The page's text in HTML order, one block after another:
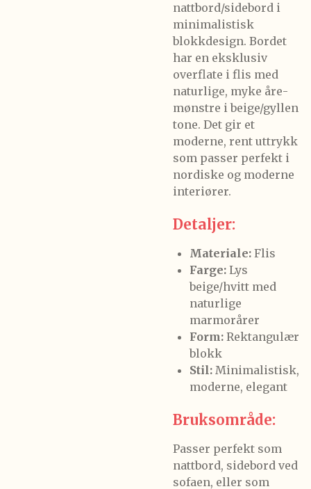
nattbord/sidebord i
minimalistisk
blokkdesign. Bordet
har en eksklusiv
overflate i flis med
naturlige, myke åre­
mønstre i beige/gyllen
tone. Det gir et
moderne, rent uttrykk
som passer perfekt i
nordiske og moderne
interiører.
Detaljer:
Materiale: Flis
Farge: Lys
beige/hvitt med
naturlige
marmorårer
Form: Rektangulær
blokk
Stil: Minimalistisk,
moderne, elegant
Bruksområde:
Passer perfekt som
nattbord, sidebord ved
sofaen, eller som